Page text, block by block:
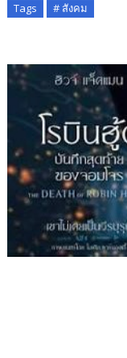
Tags # สังคม